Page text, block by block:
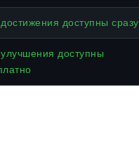
доступны сразу
доступны